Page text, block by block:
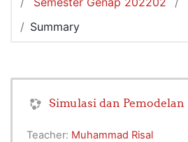
Summary
Simulasi dan Pemodelan
Teacher: Muhammad Risal